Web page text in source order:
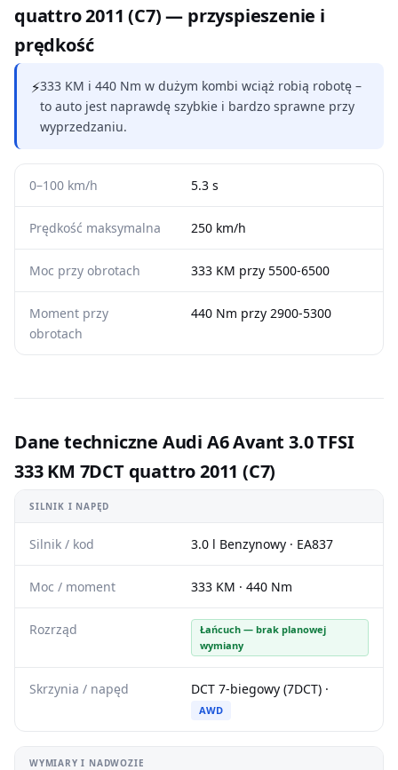
quattro 2011 (C7) — przyspieszenie i
prędkość
⚡333 KM i 440 Nm w dużym kombi wciąż robią robotę –
to auto jest naprawdę szybkie i bardzo sprawne przy
wyprzedzaniu.
0–100 km/h 5.3 s
Prędkość maksymalna 250 km/h
Moc przy obrotach 333 KM przy 5500-6500
Moment przy
obrotach
440 Nm przy 2900-5300
Dane techniczne Audi A6 Avant 3.0 TFSI
333 KM 7DCT quattro 2011 (C7)
SILNIK I NAPĘD
Silnik / kod 3.0 l Benzynowy · EA837
Moc / moment 333 KM · 440 Nm
Rozrząd
Łańcuch — brak planowej
wymiany
Skrzynia / napęd DCT 7-biegowy (7DCT) ·
AWD
WYMIARY I NADWOZIE